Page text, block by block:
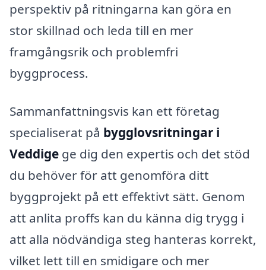
perspektiv på ritningarna kan göra en
stor skillnad och leda till en mer
framgångsrik och problemfri
byggprocess.
Sammanfattningsvis kan ett företag
specialiserat på bygglovsritningar i
Veddige ge dig den expertis och det stöd
du behöver för att genomföra ditt
byggprojekt på ett effektivt sätt. Genom
att anlita proffs kan du känna dig trygg i
att alla nödvändiga steg hanteras korrekt,
vilket lett till en smidigare och mer